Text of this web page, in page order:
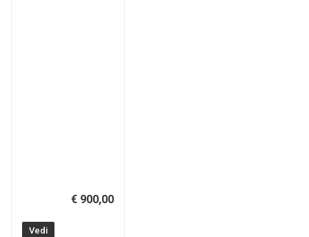
€ 900,00
Vedi